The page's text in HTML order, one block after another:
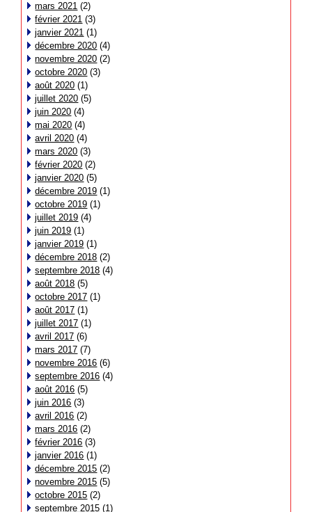
mars 2021 (2)
février 2021 (3)
janvier 2021 (1)
décembre 2020 (4)
novembre 2020 (2)
octobre 2020 (3)
août 2020 (1)
juillet 2020 (5)
juin 2020 (4)
mai 2020 (4)
avril 2020 (4)
mars 2020 (3)
février 2020 (2)
janvier 2020 (5)
décembre 2019 (1)
octobre 2019 (1)
juillet 2019 (4)
juin 2019 (1)
janvier 2019 (1)
décembre 2018 (2)
septembre 2018 (4)
août 2018 (5)
octobre 2017 (1)
août 2017 (1)
juillet 2017 (1)
avril 2017 (6)
mars 2017 (7)
novembre 2016 (6)
septembre 2016 (4)
août 2016 (5)
juin 2016 (3)
avril 2016 (2)
mars 2016 (2)
février 2016 (3)
janvier 2016 (1)
décembre 2015 (2)
novembre 2015 (5)
octobre 2015 (2)
septembre 2015 (1)